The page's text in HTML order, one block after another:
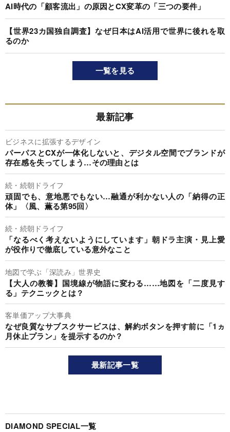
AI時代の「顧客流出」の原因とCX変革の「三つの要件」
【世界23カ国独自調査】なぜ日本はAI活用で世界に後れを取
るのか
一覧を見る
最新記事
ビジネスに拡張するデザイン
パーパスとCXが一体化しないと、デジタル空間でブランドが
存在感を失ってしまう…その理由とは
続・続朝ドライフ
頑固でも、意地悪でもない…融通が利かない人の「納得の正
体」〈風、薫る第95回〉
続・続朝ドライフ
「なるべく考えないようにしています」朝ドラ主演・見上愛
が役作りで徹底している意外なこと
地図で学ぶ「深読み」世界史
【大人の教養】国境線が物語に変わる……地図を「二度見す
る」テクニックとは？
客単価アップ大事典
なぜ良質なサブスクサービスは、解約ボタンを押す前に「1ヵ
月休止プラン」を提示するのか？
最新記事一覧
DIAMOND SPECIAL一覧